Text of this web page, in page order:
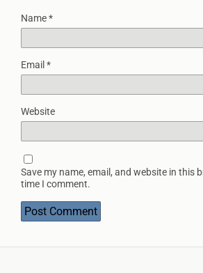
Name*
Email *
Website
Save my name, email, and website in this
time I comment.